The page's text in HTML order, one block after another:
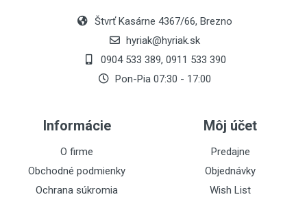
Štvrť Kasárne 4367/66, Brezno
hyriak@hyriak.sk
0904 533 389, 0911 533 390
Pon-Pia 07:30 - 17:00
Informácie
O firme
Obchodné podmienky
Ochrana súkromia
Môj účet
Predajne
Objednávky
Wish List